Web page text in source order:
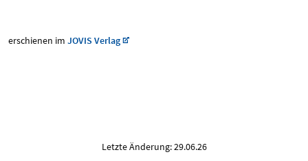
erschienen im JOVIS Verlag
Letzte Änderung: 29.06.26